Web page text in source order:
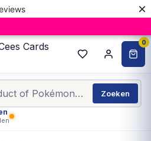
×
0
Zoeken